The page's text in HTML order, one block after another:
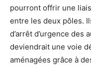
pourront offrir une
entre les deux pôles.
d’arrêt d’urgence des
deviendrait une voie
aménagées grâce à